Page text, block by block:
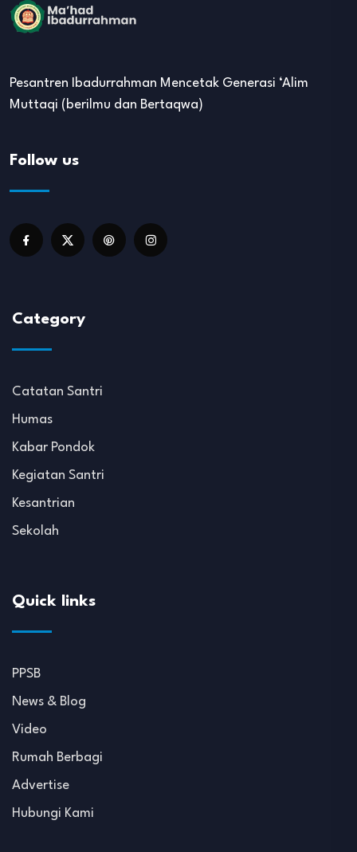
Pesantren Ibadurrahman Mencetak Generasi ‘Alim
Muttaqi (berilmu dan Bertaqwa)
Follow us
Category
Catatan Santri
Humas
Kabar Pondok
Kegiatan Santri
Kesantrian
Sekolah
Quick links
PPSB
News & Blog
Video
Rumah Berbagi
Advertise
Hubungi Kami